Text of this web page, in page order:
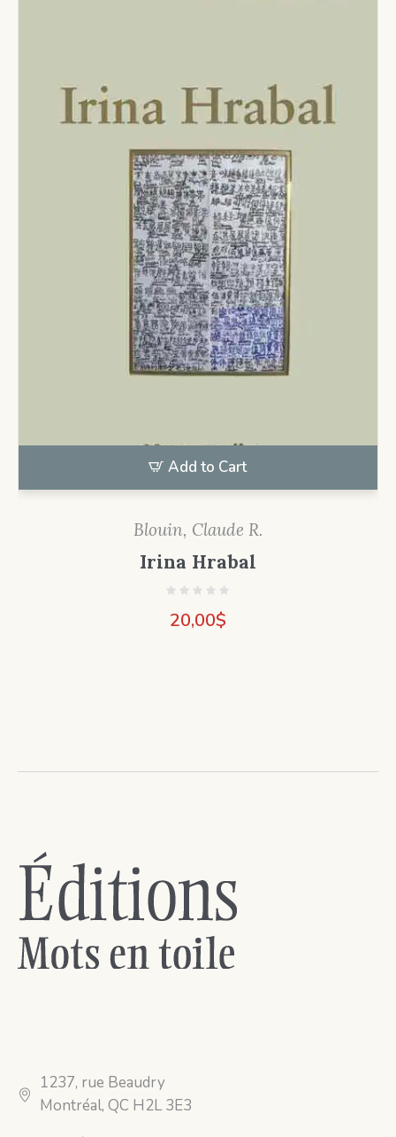
Add to Cart
Blouin, Claude R.
Irina Hrabal
20,00$
1237, rue Beaudry
Montréal, QC H2L 3E3